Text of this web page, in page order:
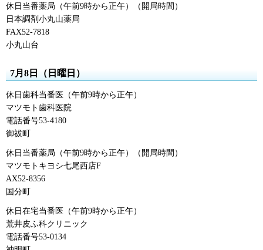
休日当番薬局（午前9時から正午）（開局時間）
日本調剤小丸山薬局
FAX52-7818
小丸山台
7月8日（日曜日）
休日歯科当番医（午前9時から正午）
マツモト歯科医院
電話番号53-4180
御祓町
休日当番薬局（午前9時から正午）（開局時間）
マツモトキヨシ七尾西店F
AX52-8356
国分町
休日在宅当番医（午前9時から正午）
荒井皮ふ科クリニック
電話番号53-0134